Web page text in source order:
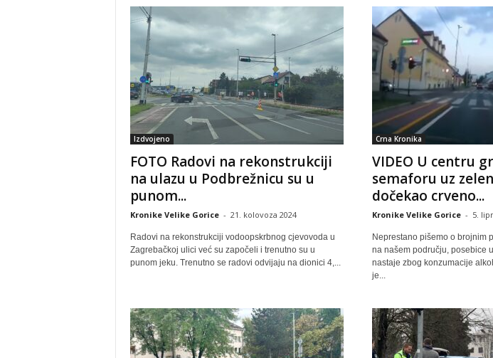
Izdvojeno
FOTO Radovi na rekonstrukciji
na ulazu u Podbrežnicu su u
punom...
Kronike Velike Gorice - 21. kolovoza 2024
Radovi na rekonstrukciji vodoopskrbnog cjevovoda u
Zagrebačkoj ulici već su započeli i trenutno su u
punom jeku. Trenutno se radovi odvijaju na dionici 4,...
Crna Kronika
VIDEO U centru
semaforu uz
dočekao crveno...
Kronike Velike Gorice - 5.
Neprestano pišemo o brojnim
na našem području, posebice
nastaje zbog konzumacije
je...